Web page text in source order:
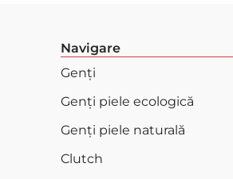
Navigare
Genți
Genți piele ecologică
Genți piele naturală
Clutch